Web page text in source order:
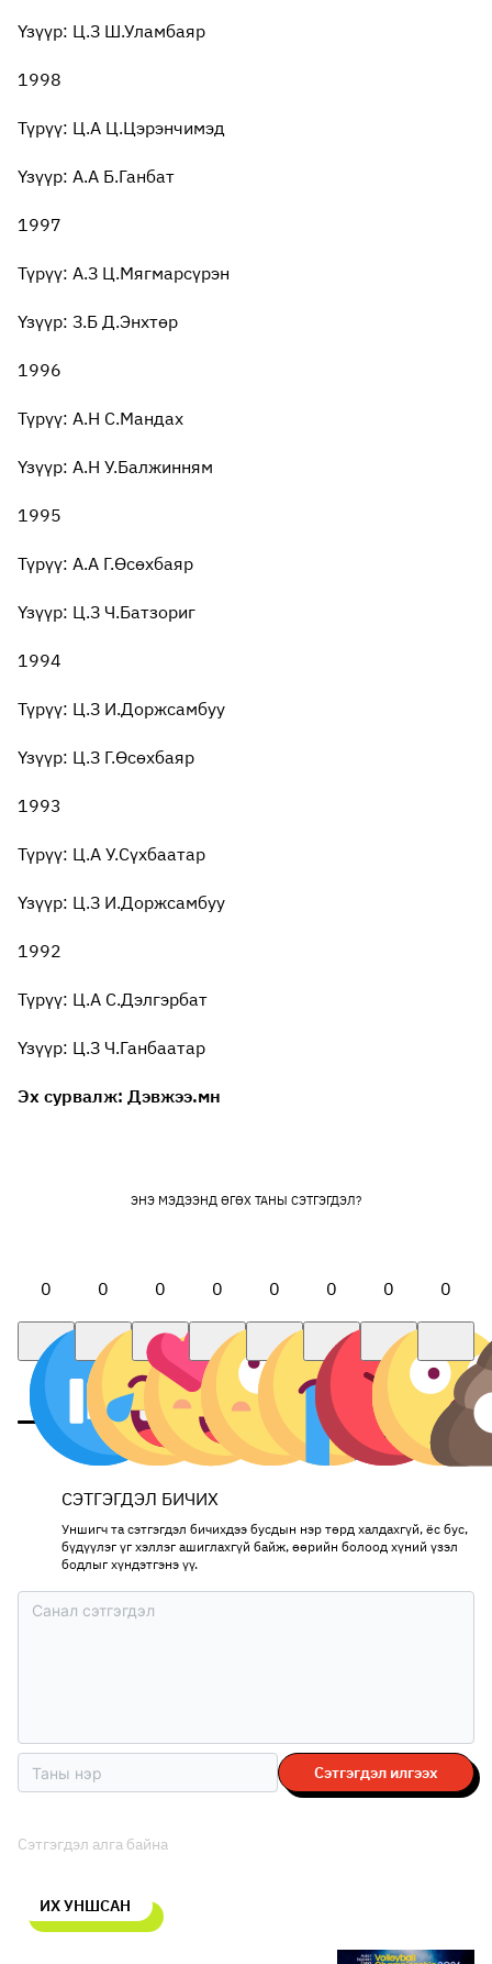
Үзүүр: Ц.З Ш.Уламбаяр
1998
Түрүү: Ц.А Ц.Цэрэнчимэд
Үзүүр: А.А Б.Ганбат
1997
Түрүү: А.З Ц.Мягмарсүрэн
Үзүүр: З.Б Д.Энхтөр
1996
Түрүү: А.Н С.Мандах
Үзүүр: А.Н У.Балжинням
1995
Түрүү: А.А Г.Өсөхбаяр
Үзүүр: Ц.З Ч.Батзориг
1994
Түрүү: Ц.З И.Доржсамбуу
Үзүүр: Ц.З Г.Өсөхбаяр
1993
Түрүү: Ц.А У.Сүхбаатар
Үзүүр: Ц.З И.Доржсамбуу
1992
Түрүү: Ц.А С.Дэлгэрбат
Үзүүр: Ц.З Ч.Ганбаатар
Эх сурвалж: Дэвжээ.мн
ЭНЭ МЭДЭЭНД ӨГӨХ ТАНЫ СЭТГЭГДЭЛ?
0 0 0 0 0 0 0 0
СЭТГЭГДЭЛ БИЧИХ
Уншигч та сэтгэгдэл бичихдээ бусдын нэр төрд халдахгүй, ёс бус,
бүдүүлэг үг хэллэг ашиглахгүй байж, өөрийн болоод хүний үзэл
бодлыг хүндэтгэнэ үү.
Сэтгэгдэл илгээх
Сэтгэгдэл алга байна
ИХ УНШСАН